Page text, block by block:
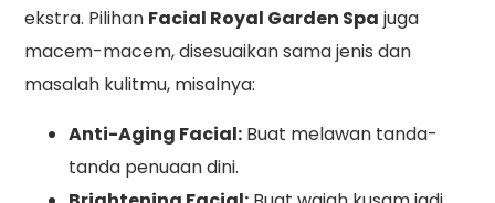
ekstra. Pilihan Facial Royal Garden Spa juga
macem-macem, disesuaikan sama jenis dan
masalah kulitmu, misalnya:
Anti-Aging Facial: Buat melawan tanda-
tanda penuaan dini.